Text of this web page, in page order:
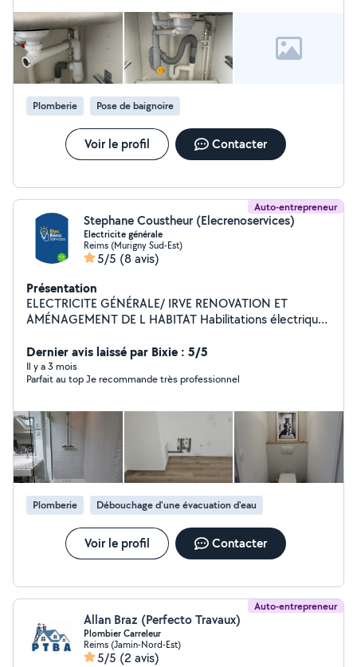
rapidement sur l'ensemble de la ville et ses alentours.
Mon objectif : vous proposer un service réactif, au bon
tarif et réalisé avec un professionnalisme irréprochable.
Mes engagements : Intervention rapide Diagnostic
fiable Tarification claire et compétitive Travail propre et
soigné Conseils adaptés à votre situation Que ce soit
pour un dépannage ponctuel ou un souci urgent, vous
pouvez compter sur Plomb'Art des sacres pour une
intervention efficace et durable
Plomberie Pose de baignoire
Voir le profil Contacter
Auto-entrepreneur
Stephane Coustheur (Elecrenoservices)
Electricite générale
Reims (Murigny Sud-Est)
5/5 (8 avis)
Présentation
ELECTRICITE GÉNÉRALE/ IRVE RENOVATION ET
AMÉNAGEMENT DE L HABITAT Habilitations électrique
Dernier avis laissé par Bixie : 5/5
Il y a 3 mois
Parfait au top Je recommande très professionnel
Plomberie Débouchage d'une évacuation d'eau
Voir le profil Contacter
Auto-entrepreneur
Allan Braz (Perfecto Travaux)
Plombier Carreleur
Reims (Jamin-Nord-Est)
5/5 (2 avis)